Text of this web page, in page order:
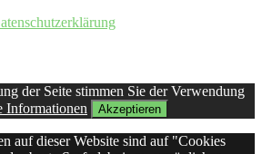
der Seite stimmen Sie der Verwendung
Informationen Akzeptieren
auf dieser Website sind auf "Cookies